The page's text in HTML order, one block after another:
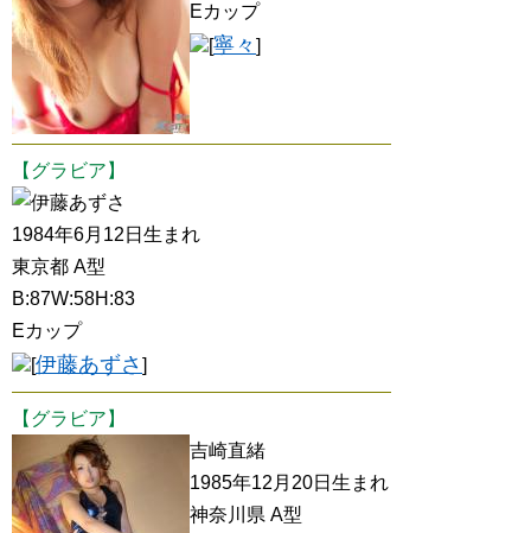
Eカップ
[寧々 ]
【グラビア】
伊藤あずさ
1984年6月12日生まれ
東京都 A型
B:87W:58H:83
Eカップ
[伊藤あずさ]
【グラビア】
吉崎直緒
1985年12月20日生まれ
神奈川県 A型